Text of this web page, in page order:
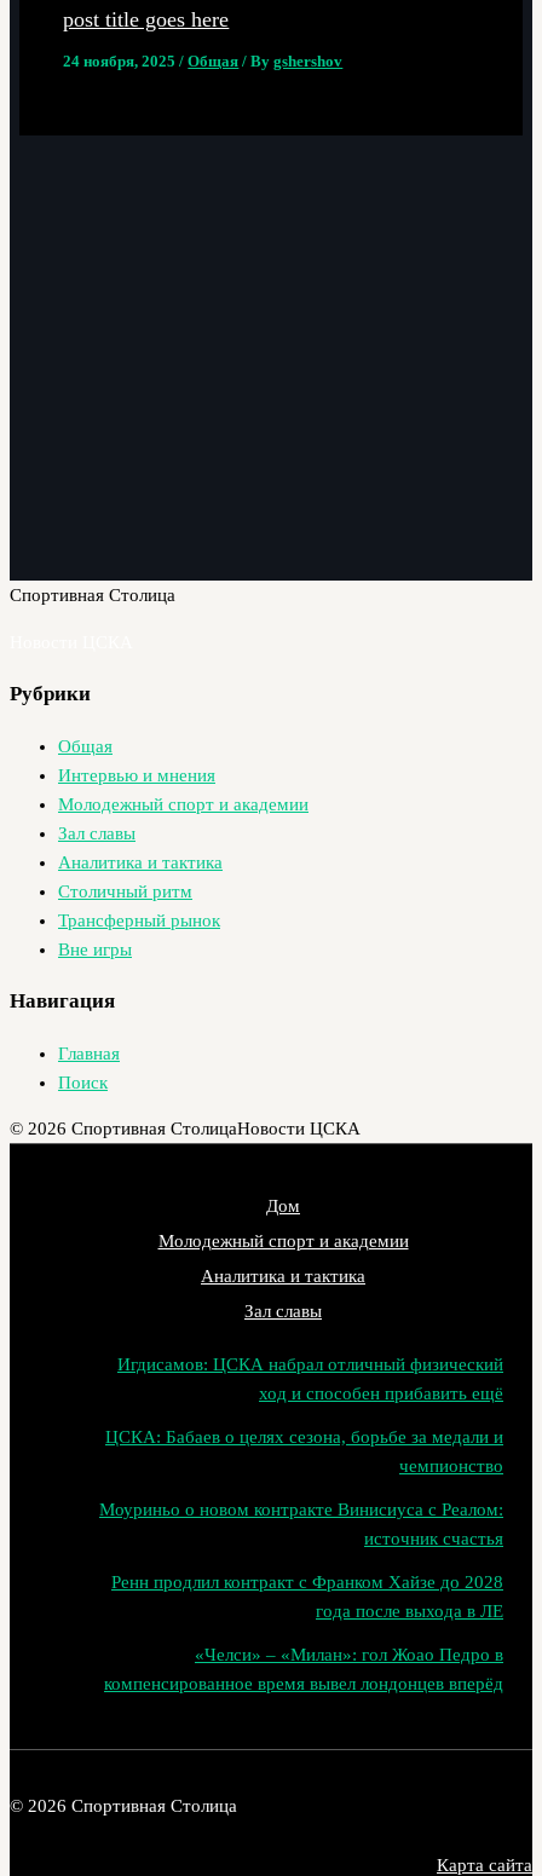
post title goes here
24 ноября, 2025/Общая / Bygshershov
Спортивная Столица
Рубрики
Общая
Интервью и мнения
Молодежный спорт и академии
Зал славы
Аналитика и тактика
Столичный ритм
Трансферный рынок
Вне игры
Навигация
Главная
Поиск
© 2026 Спортивная СтолицаНовости ЦСКА
Дом
Молодежный спорт и академии
Аналитика и тактика
Зал славы
Игдисамов: ЦСКА набрал отличный физический
ход и способен прибавить ещё
ЦСКА: Бабаев о целях сезона, борьбе за медали и
чемпионство
Моуриньо о новом контракте Винисиуса с Реалом:
источник счастья
Ренн продлил контракт с Франком Хайзе до 2028
года после выхода в ЛЕ
«Челси» – «Милан»: гол Жоао Педро в
компенсированное время вывел лондонцев вперёд
© 2026 Спортивная Столица
Карта сайта